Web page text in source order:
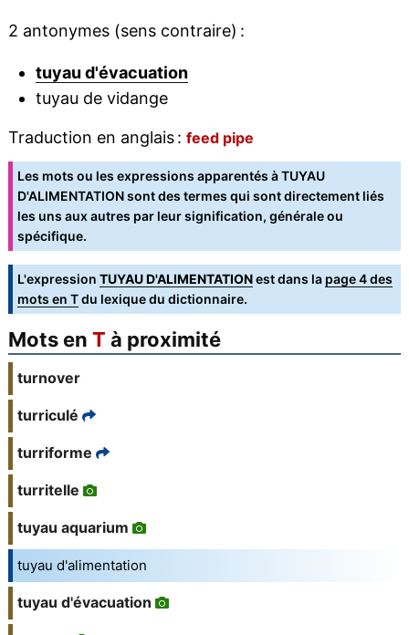
2 antonymes (sens contraire) :
tuyau d'évacuation
tuyau de vidange
Traduction en anglais : feed pipe
Les mots ou les expressions apparentés à TUYAU
D'ALIMENTATION sont des termes qui sont directement liés
les uns aux autres par leur signification, générale ou
spécifique.
L'expression TUYAU D'ALIMENTATIONest dans la page 4 des
mots en Tdu lexique du dictionnaire.
Mots en T à proximité
turnover
turriculé
turriforme
turritelle
tuyau aquarium
tuyau d'alimentation
tuyau d'évacuation